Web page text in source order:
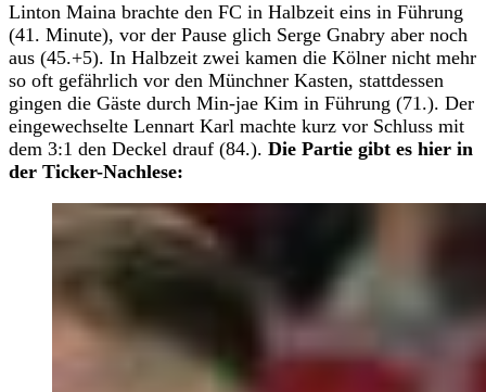
Linton Maina brachte den FC in Halbzeit eins in Führung
(41. Minute), vor der Pause glich Serge Gnabry aber noch
aus (45.+5). In Halbzeit zwei kamen die Kölner nicht mehr
so oft gefährlich vor den Münchner Kasten, stattdessen
gingen die Gäste durch Min-jae Kim in Führung (71.). Der
eingewechselte Lennart Karl machte kurz vor Schluss mit
dem 3:1 den Deckel drauf (84.). Die Partie gibt es hier in
der Ticker-Nachlese: